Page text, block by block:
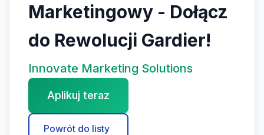
Marketingowy - Dołącz
do Rewolucji Gardier!
Innovate Marketing Solutions
Aplikuj teraz
Powrót do listy